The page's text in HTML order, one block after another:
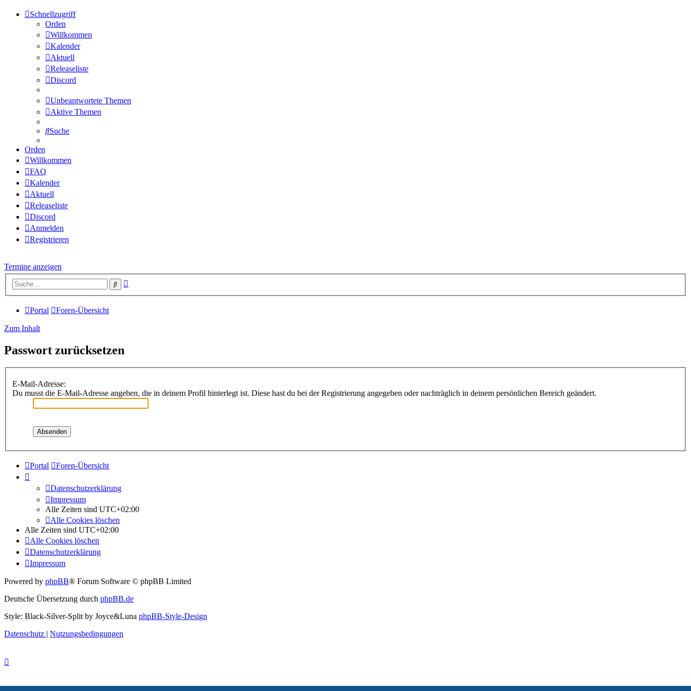
Schnellzugriff
Orden
Willkommen
Kalender
Aktuell
Releaseliste
Discord
Unbeantwortete Themen
Aktive Themen
Suche
Orden
Willkommen
FAQ
Kalender
Aktuell
Releaseliste
Discord
Anmelden
Registrieren
Termine anzeigen
Suche
Portal Foren-Übersicht
Zum Inhalt
Passwort zurücksetzen
E-Mail-Adresse:
Du musst die E-Mail-Adresse angeben, die in deinem Profil hinterlegt ist. Diese hast du bei der Registrierung angegeben oder nachträglich in deinem persönlichen Bereich geändert.
Portal Foren-Übersicht
Datenschutzerklärung
Impressum
Alle Zeiten sind UTC+02:00
Alle Cookies löschen
Alle Zeiten sind UTC+02:00
Alle Cookies löschen
Datenschutzerklärung
Impressum
Powered by phpBB® Forum Software © phpBB Limited
Deutsche Übersetzung durch phpBB.de
Style: Black-Silver-Split by Joyce&Luna phpBB-Style-Design
Datenschutz | Nutzungsbedingungen